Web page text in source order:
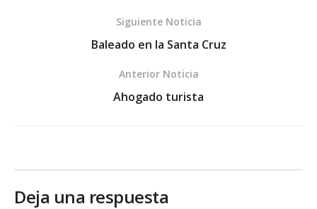
Siguiente Noticia
Baleado en la Santa Cruz
Anterior Noticia
Ahogado turista
Deja una respuesta